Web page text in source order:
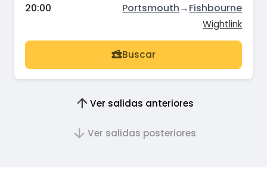
20:00 Portsmouth→Fishbourne
Wightlink
Buscar
Ver salidas anteriores
Ver salidas posteriores